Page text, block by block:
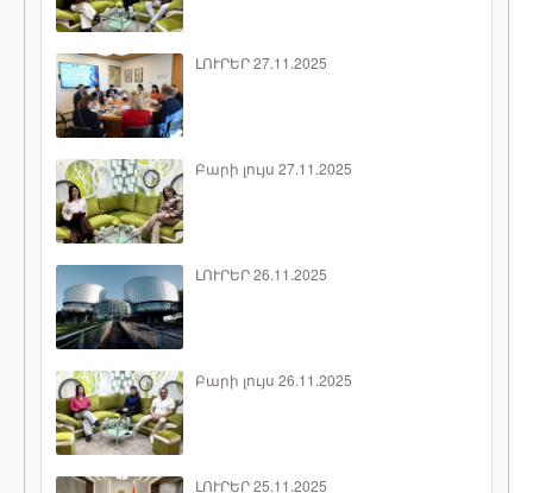
ԼՈՒՐԵՐ 27.11.2025
Բարի լույս 27.11.2025
ԼՈՒՐԵՐ 26.11.2025
Բարի լույս 26.11.2025
ԼՈՒՐԵՐ 25.11.2025